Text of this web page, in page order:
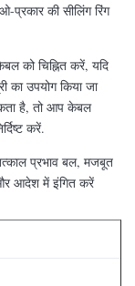
प्रकार की सीलिंग रिंग
को चिह्नित करें, यदि
का उपयोग किया जा
है, तो आप केबल
करें.
प्रभाव बल, मजबूत
आदेश में इंगित करें